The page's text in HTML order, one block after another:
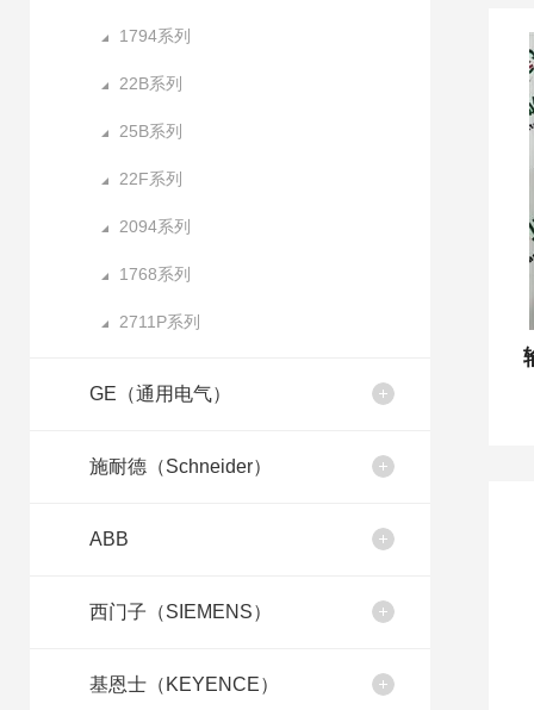
1794系列
22B系列
25B系列
22F系列
2094系列
1768系列
2711P系列
GE（通用电气）
施耐德（Schneider）
ABB
西门子（SIEMENS）
基恩士（KEYENCE）